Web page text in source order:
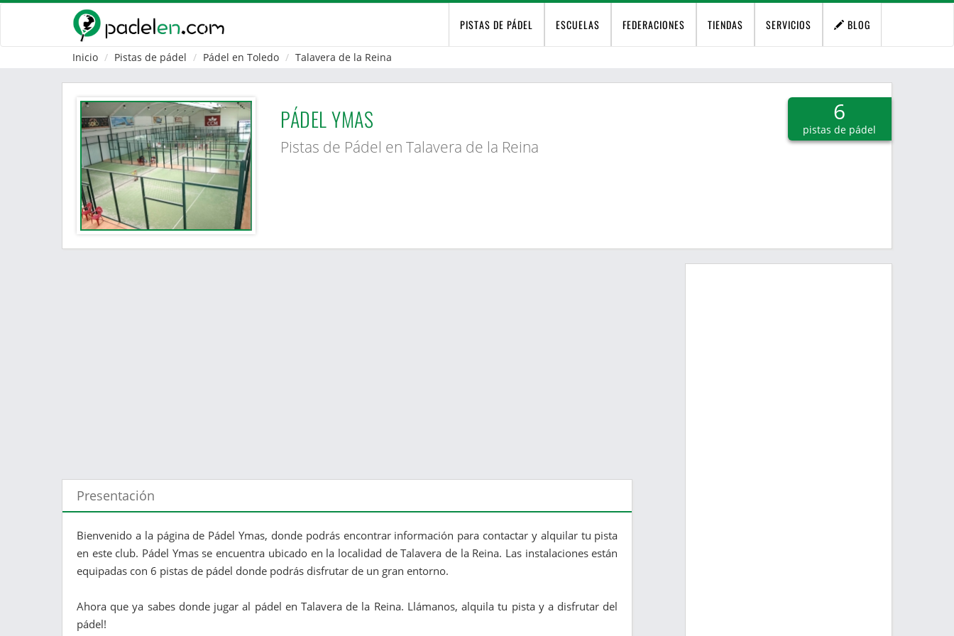
PISTAS DE PÁDEL ESCUELAS FEDERACIONES TIENDAS SERVICIOS BLOG
Inicio Pistas de pádel Pádel en Toledo Talavera de la Reina
PÁDEL YMAS
Pistas de Pádel en Talavera de la Reina
6
pistas de pádel
Presentación
Bienvenido a la página de Pádel Ymas, donde podrás encontrar información para contactar y alquilar tu pista
en este club. Pádel Ymas se encuentra ubicado en la localidad de Talavera de la Reina. Las instalaciones están
equipadas con 6 pistas de pádel donde podrás disfrutar de un gran entorno.
Ahora que ya sabes donde jugar al pádel en Talavera de la Reina. Llámanos, alquila tu pista y a disfrutar del
pádel!